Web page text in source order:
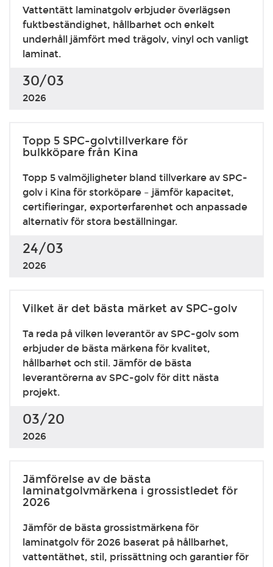
Vattentätt laminatgolv erbjuder överlägsen
fuktbeständighet, hållbarhet och enkelt
underhåll jämfört med trägolv, vinyl och vanligt
laminat.
30/03
2026
Topp 5 SPC-golvtillverkare för
bulkköpare från Kina
Topp 5 valmöjligheter bland tillverkare av SPC-
golv i Kina för storköpare – jämför kapacitet,
certifieringar, exporterfarenhet och anpassade
alternativ för stora beställningar.
24/03
2026
Vilket är det bästa märket av SPC-golv
Ta reda på vilken leverantör av SPC-golv som
erbjuder de bästa märkena för kvalitet,
hållbarhet och stil. Jämför de bästa
leverantörerna av SPC-golv för ditt nästa
projekt.
03/20
2026
Jämförelse av de bästa
laminatgolvmärkena i grossistledet för
2026
Jämför de bästa grossistmärkena för
laminatgolv för 2026 baserat på hållbarhet,
vattentäthet, stil, prissättning och garantier för